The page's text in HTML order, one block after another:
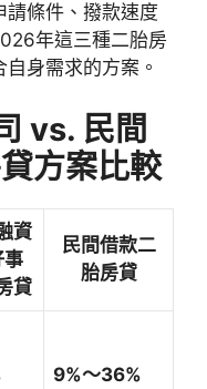
請條件、撥款速度
年這三種二胎房
身需求的方案。
vs. 民間
方案比較
資
事
貸
民間借款二
胎房貸
9%～36%